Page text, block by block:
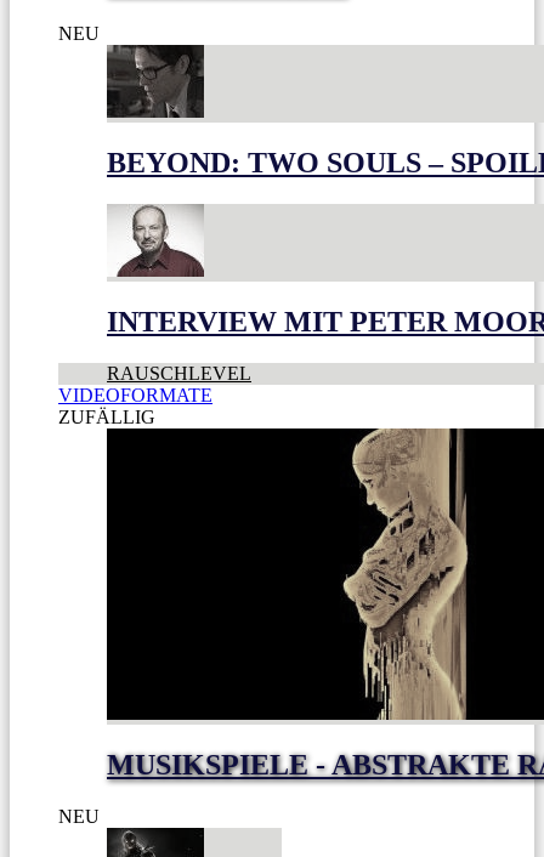
NEU
BEYOND: TWO SOULS –
INTERVIEW MIT PETER
RAUSCHLEVEL
VIDEOFORMATE
ZUFÄLLIG
MUSIKSPIELE - ABSTRAKTE
NEU